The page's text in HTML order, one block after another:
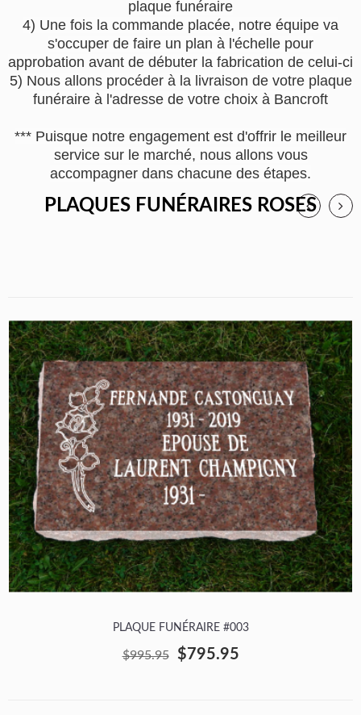
plaque funéraire
4) Une fois la commande placée, notre équipe va
s'occuper de faire un plan à l'échelle pour
approbation avant de débuter la fabrication de celui-ci
5) Nous allons procéder à la livraison de votre plaque
funéraire à l'adresse de votre choix à Bancroft
*** Puisque notre engagement est d'offrir le meilleur
service sur le marché, nous allons vous
accompagner dans chacune des étapes.
PLAQUES FUNÉRAIRES ROSES
PLAQUE FUNÉRAIRE #003
$995.95 $795.95